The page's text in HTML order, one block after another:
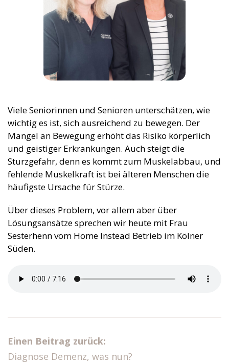
Viele Seniorinnen und Senioren unterschätzen, wie
wichtig es ist, sich ausreichend zu bewegen. Der
Mangel an Bewegung erhöht das Risiko körperlich
und geistiger Erkrankungen. Auch steigt die
Sturzgefahr, denn es kommt zum Muskelabbau, und
fehlende Muskelkraft ist bei älteren Menschen die
häufigste Ursache für Stürze.
Über dieses Problem, vor allem aber über
Lösungsansätze sprechen wir heute mit Frau
Sesterhenn vom Home Instead Betrieb im Kölner
Süden.
Einen Beitrag zurück:
Diagnose Demenz, was nun?